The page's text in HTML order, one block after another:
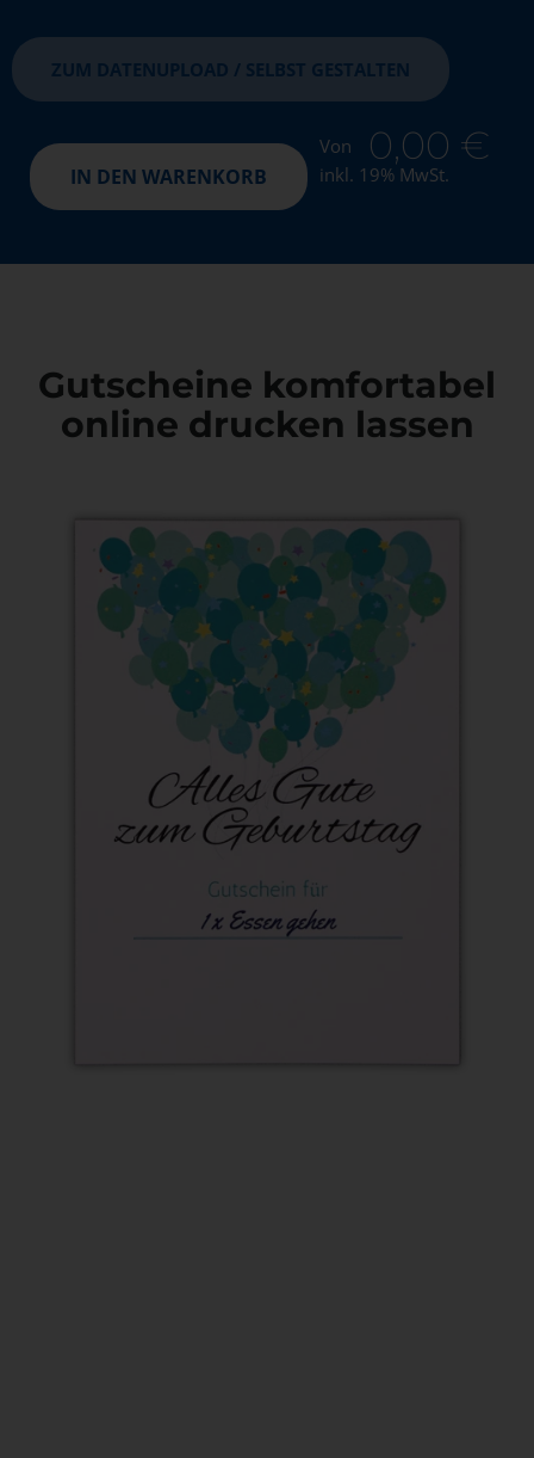
ZUM DATENUPLOAD / SELBST GESTALTEN
IN DEN WARENKORB
Von 0,00 €
inkl. 19% MwSt.
Gutscheine komfortabel
online drucken lassen